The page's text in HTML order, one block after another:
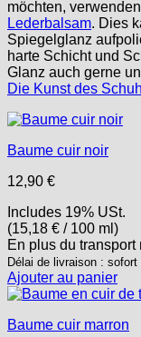
möchten,
Lederbalsam. Dies
Spiegelglanz
harte Schicht und
Glanz auch gerne
Die Kunst des
Baume cuir noir
12,90 €
Includes 19% USt.
(15,18 € / 100 ml)
En plus du transport
Délai de livraison : sofort
Ajouter au panier
Baume cuir marron